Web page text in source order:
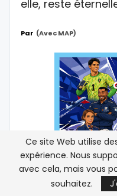
elle, reste
Par (avec MAP)
Ce site Web utilise
expérience. Nous
avec cela, mais vous
souhaitez.